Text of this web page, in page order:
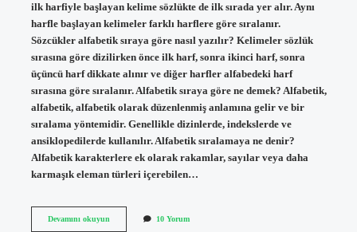
ilk harfiyle başlayan kelime sözlükte de ilk sırada yer alır. Aynı
harfle başlayan kelimeler farklı harflere göre sıralanır.
Sözcükler alfabetik sıraya göre nasıl yazılır? Kelimeler sözlük
sırasına göre dizilirken önce ilk harf, sonra ikinci harf, sonra
üçüncü harf dikkate alınır ve diğer harfler alfabedeki harf
sırasına göre sıralanır. Alfabetik sıraya göre ne demek? Alfabetik,
alfabetik, alfabetik olarak düzenlenmiş anlamına gelir ve bir
sıralama yöntemidir. Genellikle dizinlerde, indekslerde ve
ansiklopedilerde kullanılır. Alfabetik sıralamaya ne denir?
Alfabetik karakterlere ek olarak rakamlar, sayılar veya daha
karmaşık eleman türleri içerebilen…
Devamını okuyunKelimeler
10 Yorum